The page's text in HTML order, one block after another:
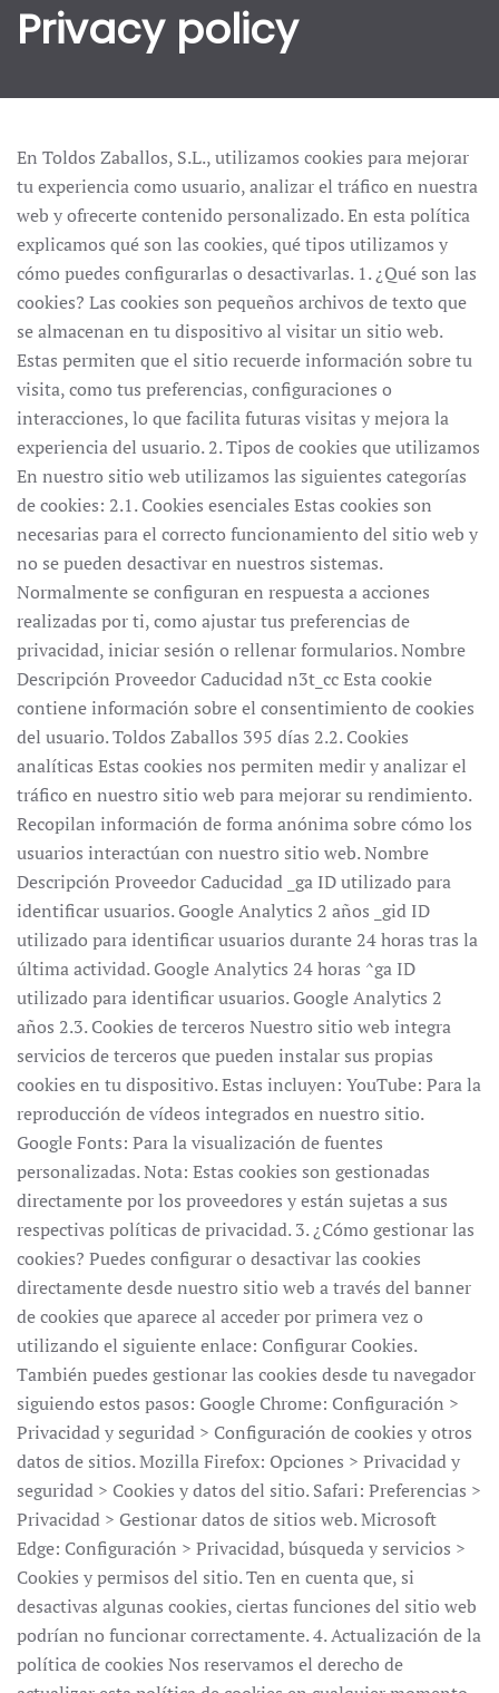
Privacy policy
En Toldos Zaballos, S.L., utilizamos cookies para mejorar
tu experiencia como usuario, analizar el tráfico en nuestra
web y ofrecerte contenido personalizado. En esta política
explicamos qué son las cookies, qué tipos utilizamos y
cómo puedes configurarlas o desactivarlas. 1. ¿Qué son las
cookies? Las cookies son pequeños archivos de texto que
se almacenan en tu dispositivo al visitar un sitio web.
Estas permiten que el sitio recuerde información sobre tu
visita, como tus preferencias, configuraciones o
interacciones, lo que facilita futuras visitas y mejora la
experiencia del usuario. 2. Tipos de cookies que utilizamos
En nuestro sitio web utilizamos las siguientes categorías
de cookies: 2.1. Cookies esenciales Estas cookies son
necesarias para el correcto funcionamiento del sitio web y
no se pueden desactivar en nuestros sistemas.
Normalmente se configuran en respuesta a acciones
realizadas por ti, como ajustar tus preferencias de
privacidad, iniciar sesión o rellenar formularios. Nombre
Descripción Proveedor Caducidad n3t_cc Esta cookie
contiene información sobre el consentimiento de cookies
del usuario. Toldos Zaballos 395 días 2.2. Cookies
analíticas Estas cookies nos permiten medir y analizar el
tráfico en nuestro sitio web para mejorar su rendimiento.
Recopilan información de forma anónima sobre cómo los
usuarios interactúan con nuestro sitio web. Nombre
Descripción Proveedor Caducidad _ga ID utilizado para
identificar usuarios. Google Analytics 2 años _gid ID
utilizado para identificar usuarios durante 24 horas tras la
última actividad. Google Analytics 24 horas ^ga ID
utilizado para identificar usuarios. Google Analytics 2
años 2.3. Cookies de terceros Nuestro sitio web integra
servicios de terceros que pueden instalar sus propias
cookies en tu dispositivo. Estas incluyen: YouTube: Para la
reproducción de vídeos integrados en nuestro sitio.
Google Fonts: Para la visualización de fuentes
personalizadas. Nota: Estas cookies son gestionadas
directamente por los proveedores y están sujetas a sus
respectivas políticas de privacidad. 3. ¿Cómo gestionar las
cookies? Puedes configurar o desactivar las cookies
directamente desde nuestro sitio web a través del banner
de cookies que aparece al acceder por primera vez o
utilizando el siguiente enlace: Configurar Cookies.
También puedes gestionar las cookies desde tu navegador
siguiendo estos pasos: Google Chrome: Configuración >
Privacidad y seguridad > Configuración de cookies y otros
datos de sitios. Mozilla Firefox: Opciones > Privacidad y
seguridad > Cookies y datos del sitio. Safari: Preferencias >
Privacidad > Gestionar datos de sitios web. Microsoft
Edge: Configuración > Privacidad, búsqueda y servicios >
Cookies y permisos del sitio. Ten en cuenta que, si
desactivas algunas cookies, ciertas funciones del sitio web
podrían no funcionar correctamente. 4. Actualización de la
política de cookies Nos reservamos el derecho de